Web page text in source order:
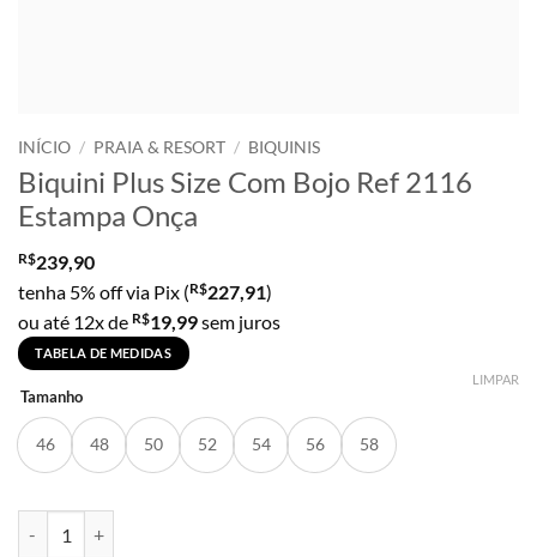
INÍCIO / PRAIA & RESORT / BIQUINIS
Biquini Plus Size Com Bojo Ref 2116
Estampa Onça
R$239,90
tenha 5% off via Pix (R$227,91)
ou até 12x de R$19,99sem juros
TABELA DE MEDIDAS
Tamanho
46 48 50 52 54 56 58
LIMPAR